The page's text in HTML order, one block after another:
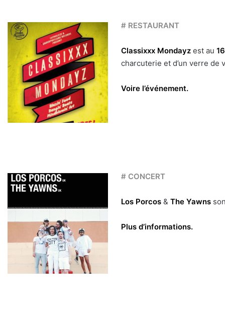
# RESTAURANT
Classixxx Mondayz est au
charcuterie et d’un verre de
Voire l’événement.
# CONCERT
Los Porcos &The Yawns
Plus d’informations.